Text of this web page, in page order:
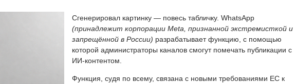
Сгенерировал картинку — повесь табличку. WhatsApp
(принадлежит корпорации Meta, признанной экстремисткой и
запрещённой в России) разрабатывает функцию, с помощью
которой администраторы каналов смогут помечать публикации с
ИИ-контентом.
Функция, судя по всему, связана с новыми требованиями ЕС к